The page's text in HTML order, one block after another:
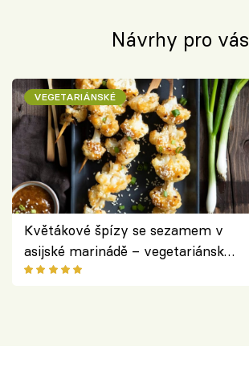
Návrhy pro vás
VEGETARIÁNSKÉ
Květákové špízy se sezamem v
asijské marinádě – vegetariánská
chuťovka z grilu